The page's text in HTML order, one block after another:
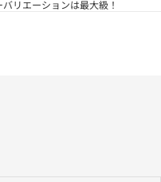
リエーションは最大級！